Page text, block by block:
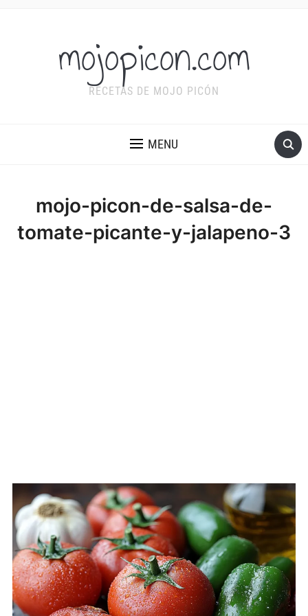
mojopicon.com
RECETAS DE MOJO PICÓN
MENU
mojo-picon-de-salsa-de-
tomate-picante-y-jalapeno-3